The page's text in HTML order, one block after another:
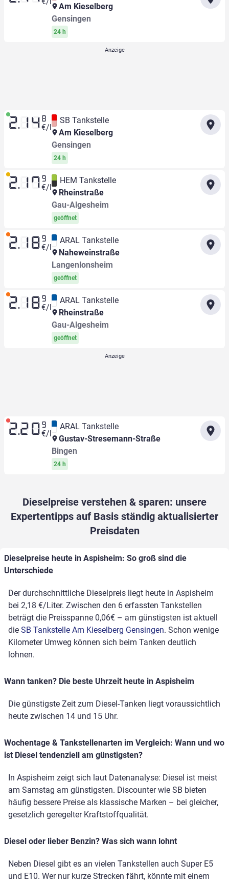
Am Kieselberg
Gensingen
24 h
2.14 8
€/l
SB Tankstelle
Am Kieselberg
Gensingen
24 h
2.17 9
€/l
HEM Tankstelle
Rheinstraße
Gau-Algesheim
geöffnet
2.18 9
€/l
ARAL Tankstelle
Naheweinstraße
Langenlonsheim
geöffnet
2.18 9
€/l
ARAL Tankstelle
Rheinstraße
Gau-Algesheim
geöffnet
2.20 9
€/l
ARAL Tankstelle
Gustav-Stresemann-Straße
Bingen
24 h
Dieselpreise verstehen & sparen: unsere
Expertentipps auf Basis ständig aktualisierter
Preisdaten
Dieselpreise heute in Aspisheim: So groß sind die
Unterschiede
Der durchschnittliche Dieselpreis liegt heute in Aspisheim
bei 2,18 €/Liter. Zwischen den 6 erfassten Tankstellen
beträgt die Preisspanne 0,06€ – am günstigsten ist aktuell
die SB Tankstelle Am Kieselberg Gensingen. Schon wenige
Kilometer Umweg können sich beim Tanken deutlich
lohnen.
Wann tanken? Die beste Uhrzeit heute in Aspisheim
Die günstigste Zeit zum Diesel-Tanken liegt voraussichtlich
heute zwischen 14 und 15 Uhr.
Wochentage & Tankstellenarten im Vergleich: Wann und wo
ist Diesel tendenziell am günstigsten?
In Aspisheim zeigt sich laut Datenanalyse: Diesel ist meist
am Samstag am günstigsten. Discounter wie SB bieten
häufig bessere Preise als klassische Marken – bei gleicher,
gesetzlich geregelter Kraftstoffqualität.
Diesel oder lieber Benzin? Was sich wann lohnt
Neben Diesel gibt es an vielen Tankstellen auch Super E5
und E10. Wer nur kurze Strecken fährt, könnte mit einem